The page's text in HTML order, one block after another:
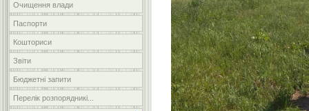
Очищення влади
Паспорти
Кошториси
Звіти
Бюджетні запити
Перелік розпорядникі...